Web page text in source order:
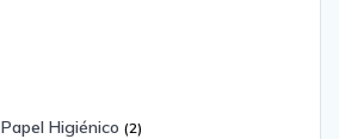
Papel Higiénico (2)